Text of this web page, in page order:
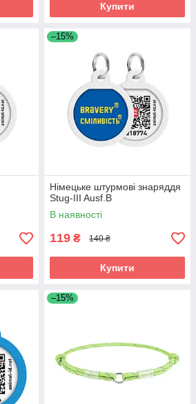
Купити
–15%
Німецьке штурмові знаряддя
Stug-III Ausf.B
В наявності
119 ₴ 140 ₴
Купити
–15%